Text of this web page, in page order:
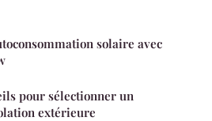
solaire avec
pour sélectionner un
extérieure